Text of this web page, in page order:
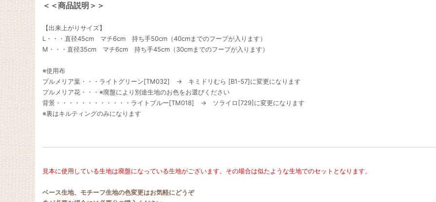
＜＜商品説明＞＞
【出来上がりサイズ】
L・・・直径45cm マチ6cm 持ち手50cm（40cmまでのフープが入ります）
M・・・直径35cm マチ6cm 持ち手45cm（30cmまでのフープが入ります）
※使用布
プルメリア葉・・・ライトグリーン[TM032] → キミドリむら [B1-57]に変更になります
プルメリア花・・・※廃盤により別途生地のお色をお選びください
背景・・・・・・・・・・・・ライトブルー[TM018] → ソライロ[729]に変更になります
※裏はキルティングのみになります
見本に使用している生地は廃盤になっている生地がございます。その場合は似たような生地でのセットとなります。
ベース生地、モチーフ生地の色変更はお気軽にどうぞ